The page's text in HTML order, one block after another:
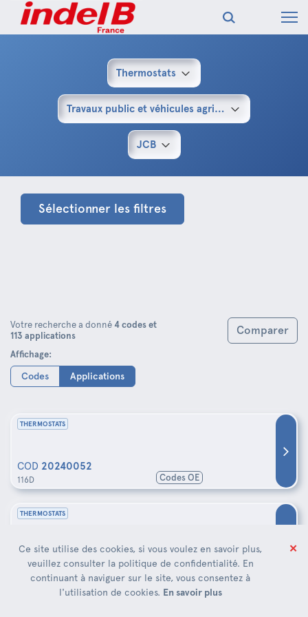
Thermostats
Travaux public et véhicules agricoles
JCB
Sélectionner les filtres
Votre recherche a donné 4 codes et
113 applications
Comparer
Affichage:
Codes Applications
THERMOSTATS
COD 20240052
116D Codes OE
THERMOSTATS
COD20240052
135 Codes OE
✕
Ce site utilise des cookies, si vous voulez en savoir plus,
veuillez consulter la politique de confidentialité. En
continuant à naviguer sur le site, vous consentez à
l'utilisation de cookies. En savoir plus